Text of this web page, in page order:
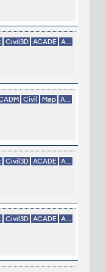
Civil3D ACADE A...
Civil Map A...
Civil3D ACADE A...
Civil3D ACADE A...